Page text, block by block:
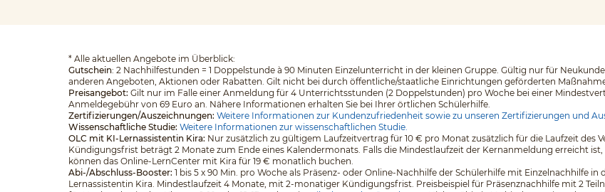
* Alle aktuellen Angebote im Überblick:
Gutschein: 2 Nachhilfestunden = 1 Doppelstunde à 90 Minuten Einzelunterricht in der kleinen Gruppe. Gültig nur für
anderen Angeboten, Aktionen oder Rabatten. Gilt nicht bei durch öffentliche/staatliche Einrichtungen geförderten
Preisangebot: Gilt nur im Falle einer Anmeldung für 4 Unterrichtsstunden (2 Doppelstunden) pro Woche bei einer
Anmeldegebühr von 69 Euro an. Nähere Informationen erhalten Sie bei Ihrer örtlichen Schülerhilfe.
Zertifizierungen/Auszeichnungen: Weitere Informationen zur Kundenzufriedenheit sowie zu unseren Zertifizierungen und
Wissenschaftliche Studie: Weitere Informationen zur wissenschaftlichen Studie.
OLC mit KI-Lernassistentin Kira: Nur zusätzlich zu gültigem Laufzeitvertrag für 10 € pro Monat zusätzlich für die Laufzeit
Kündigungsfrist beträgt 2 Monate zum Ende eines Kalendermonats. Falls die Mindestlaufzeit der Kernanmeldung erreicht
können das Online-LernCenter mit Kira für 19 € monatlich buchen.
Abi-/Abschluss-Booster: 1 bis 5 x 90 Min. pro Woche als Präsenz- oder Online-Nachhilfe der Schülerhilfe mit Einzelnachhilfe
Lernassistentin Kira. Mindestlaufzeit 4 Monate, mit 2-monatiger Kündigungsfrist. Preisbeispiel für Präsenznachhilfe mit 2